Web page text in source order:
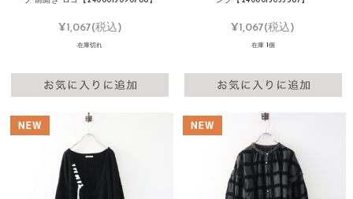
¥1,067(税込)
在庫切れ
¥1,067(税込)
在庫 1個